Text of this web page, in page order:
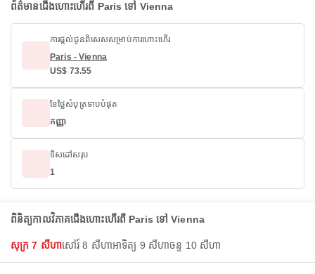
ព័ត៌មានជើងហោះហើរពី Paris ទៅ Vienna
ការផ្តល់ជូនពិសេសសម្រាប់ការហោះហើរ
Paris - Vienna
US$ 73.55
ខែថ្លៃសំបុត្រទាបបំផុត
កញ្ញា
ទិសដៅសរុប
1
ពិនិត្យកាលវិភាគជើងហោះហើរពី Paris ទៅ Vienna
សុក្រ 7 សីហាសៅរ៍ 8 សីហាអាទិត្យ 9 សីហាចន្ទ 10 សីហា